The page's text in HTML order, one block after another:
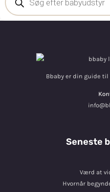
Bbaby er din guide
Seneste
Værd at
Hvornår